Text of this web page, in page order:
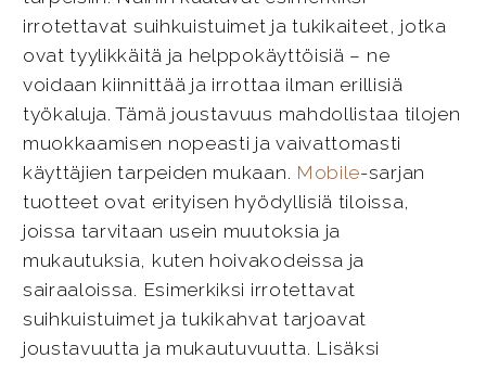
irrotettavat suihkuistuimet ja tukikaiteet, jotka
ovat tyylikkäitä ja helppokäyttöisiä – ne
voidaan kiinnittää ja irrottaa ilman erillisiä
työkaluja. Tämä joustavuus mahdollistaa tilojen
muokkaamisen nopeasti ja vaivattomasti
käyttäjien tarpeiden mukaan. Mobile-sarjan
tuotteet ovat erityisen hyödyllisiä tiloissa,
joissa tarvitaan usein muutoksia ja
mukautuksia, kuten hoivakodeissa ja
sairaaloissa. Esimerkiksi irrotettavat
suihkuistuimet ja tukikahvat tarjoavat
joustavuutta ja mukautuvuutta. Lisäksi